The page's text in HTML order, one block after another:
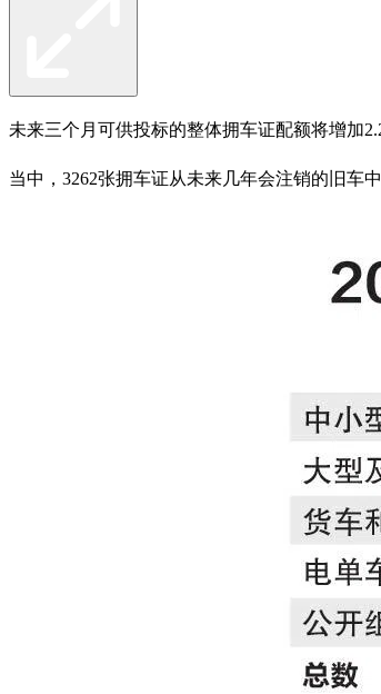
未来三个月可供投标的整体拥车证配额将增加
当中，3262张拥车证从未来几年会注销的旧车